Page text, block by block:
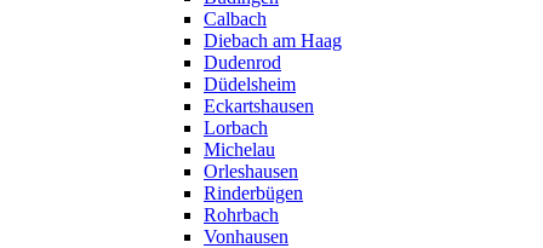
Calbach
Diebach am Haag
Dudenrod
Düdelsheim
Eckartshausen
Lorbach
Michelau
Orleshausen
Rinderbügen
Rohrbach
Vonhausen